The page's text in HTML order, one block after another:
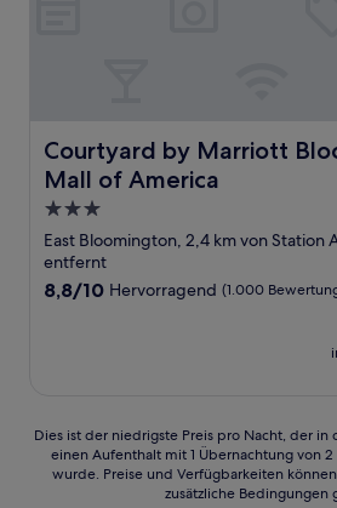
Courtyard by Marriott
Mall of America
Courtyard by Marriott
3.0-
Sterne-
Unterkunft
East Bloomington, 2,4 km von Station
entfernt
8.8
8,8/10 Hervorragend (1.000
Dies
der
Dies ist der niedrigste Preis pro Nacht, der
einen Aufenthalt mit 1 Übernachtung von
wurde. Preise und Verfügbarkeiten
zusätzliche Bedingungen